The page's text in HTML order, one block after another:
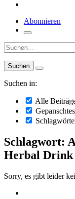
Abonnieren
Suche:
Suchen in:
Alle
Schlagwort:
Herbal Drink
Sorry, es gibt leider